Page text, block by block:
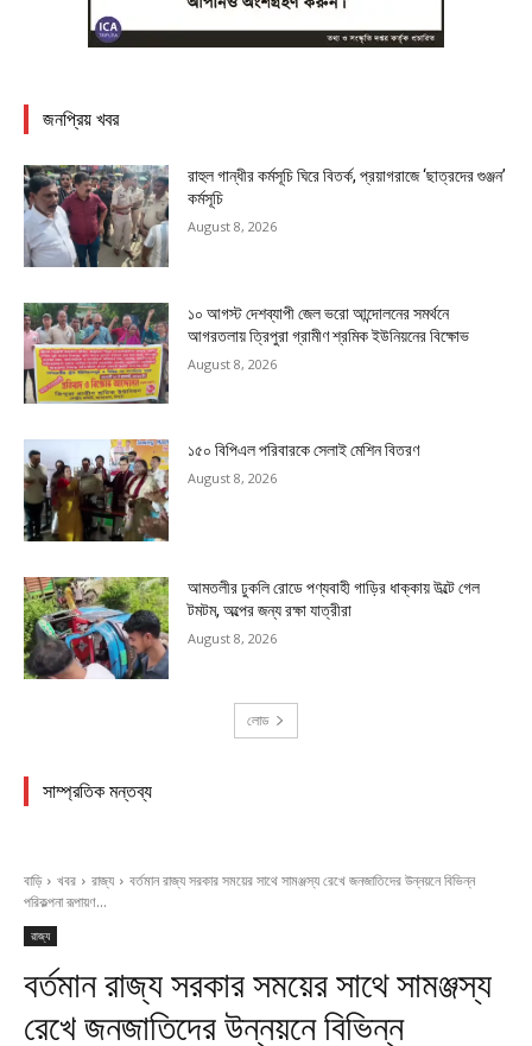
জনপ্রিয় খবর
রাহুল গান্ধীর কর্মসূচি ঘিরে বিতর্ক, প্রয়াগরাজে ‘ছাত্রদের গুঞ্জন’
কর্মসূচি
August 8, 2026
১০ আগস্ট দেশব্যাপী জেল ভরো আন্দোলনের সমর্থনে
আগরতলায় ত্রিপুরা গ্রামীণ শ্রমিক ইউনিয়নের বিক্ষোভ
August 8, 2026
১৫০ বিপিএল পরিবারকে সেলাই মেশিন বিতরণ
August 8, 2026
আমতলীর ঢুকলি রোডে পণ্যবাহী গাড়ির ধাক্কায় উল্টে গেল
টমটম, অল্পের জন্য রক্ষা যাত্রীরা
August 8, 2026
লোড
সাম্প্রতিক মন্তব্য